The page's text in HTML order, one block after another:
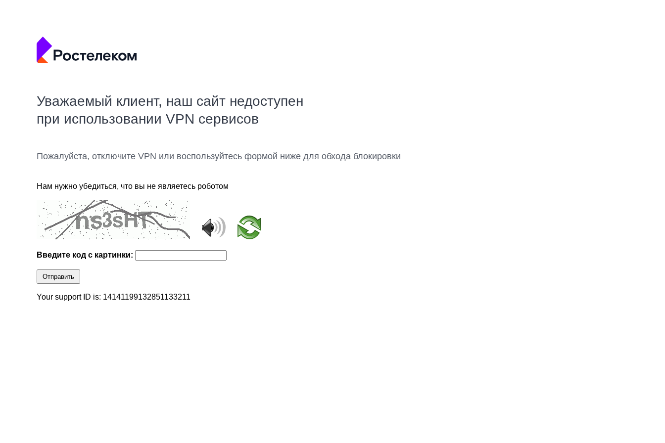
Уважаемый клиент, наш сайт недоступен
при использовании VPN сервисов
Пожалуйста, отключите VPN или воспользуйтесь формой ниже для обхода блокировки
Нам нужно убедиться, что вы не являетесь роботом
Введите код с картинки:
Отправить
Your support ID is: 14141199132851133211